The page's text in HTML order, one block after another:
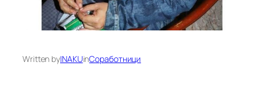
Written byINAKUinСоработници